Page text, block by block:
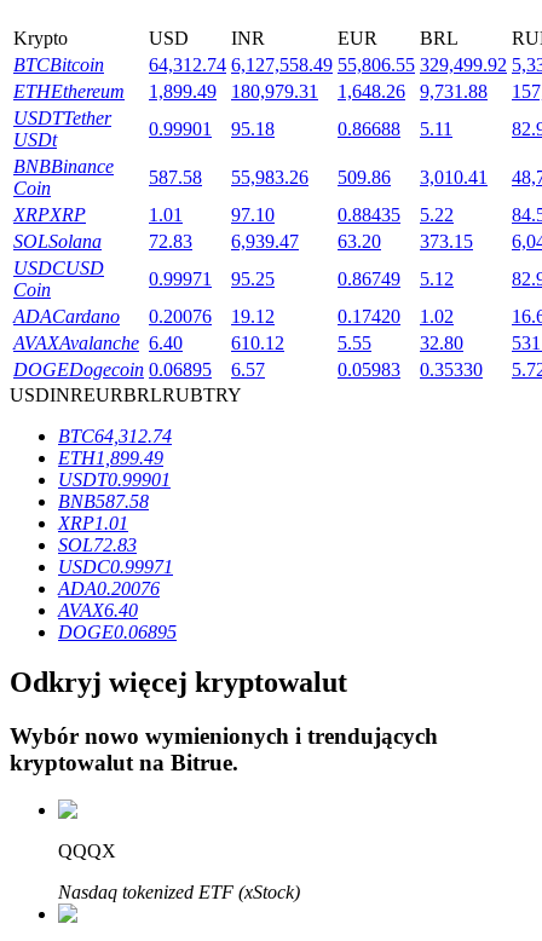
Launchpool
Elastyczne stawianie zakładów, aby zarabiać na popularnych
Blokady BTR
Ekskluzywne inwestycje dla posiadaczy BTR
Krypto USD INR EUR BRL
BTCBitcoin 64,312.74 6,127,558.49 55,806.55 329,499.92
ETHEthereum 1,899.49 180,979.31 1,648.26 9,731.88
USDTTether
USDt
0.99901 95.18 0.86688 5.11
BNBBinance
Coin
587.58 55,983.26 509.86 3,010.41
XRPXRP 1.01 97.10 0.88435 5.22
SOLSolana 72.83 6,939.47 63.20 373.15
USDCUSD
Coin
0.99971 95.25 0.86749 5.12
ADACardano 0.20076 19.12 0.17420 1.02
AVAXAvalanche 6.40 610.12 5.55 32.80
DOGEDogecoin 0.06895 6.57 0.05983 0.35330
USDINREURBRLRUBTRY
BTC64,312.74
ETH1,899.49
USDT0.99901
BNB587.58
XRP1.01
SOL72.83
USDC0.99971
ADA0.20076
AVAX6.40
DOGE0.06895
Odkryj więcej kryptowalut
Wybór nowo wymienionych i trendujących
kryptowalut na Bitrue.
QQQX
Nasdaq tokenized ETF (xStock)